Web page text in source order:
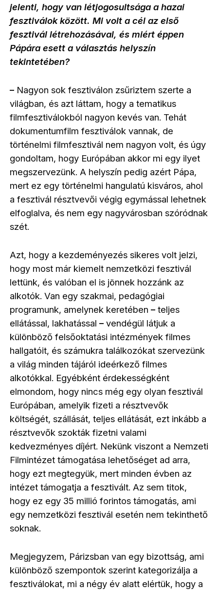
jelenti, hogy van létjogosultsága a hazai
fesztiválok között. Mi volt a cél az első
fesztivál létrehozásával, és miért éppen
Pápára esett a választás helyszín
tekintetében?
– Nagyon sok fesztiválon zsűriztem szerte a
világban, és azt láttam, hogy a tematikus
filmfesztiválokból nagyon kevés van. Tehát
dokumentumfilm fesztiválok vannak, de
történelmi filmfesztivál nem nagyon volt, és úgy
gondoltam, hogy Európában akkor mi egy ilyet
megszervezünk. A helyszín pedig azért Pápa,
mert ez egy történelmi hangulatú kisváros, ahol
a fesztivál résztvevői végig egymással lehetnek
elfoglalva, és nem egy nagyvárosban szóródnak
szét.
Azt, hogy a kezdeményezés sikeres volt jelzi,
hogy most már kiemelt nemzetközi fesztivál
lettünk, és valóban el is jönnek hozzánk az
alkotók. Van egy szakmai, pedagógiai
programunk, amelynek keretében – teljes
ellátással, lakhatással – vendégül látjuk a
különböző felsőoktatási intézmények filmes
hallgatóit, és számukra találkozókat szervezünk
a világ minden tájáról ideérkező filmes
alkotókkal. Egyébként érdekességként
elmondom, hogy nincs még egy olyan fesztivál
Európában, amelyik fizeti a résztvevők
költségét, szállását, teljes ellátását, ezt inkább a
résztvevők szokták fizetni valami
kedvezményes díjért. Nekünk viszont a Nemzeti
Filmintézet támogatása lehetőséget ad arra,
hogy ezt megtegyük, mert minden évben az
intézet támogatja a fesztivált. Az sem titok,
hogy ez egy 35 millió forintos támogatás, ami
egy nemzetközi fesztivál esetén nem tekinthető
soknak.
Megjegyzem, Párizsban van egy bizottság, ami
különböző szempontok szerint kategorizálja a
fesztiválokat, mi a négy év alatt elértük, hogy a